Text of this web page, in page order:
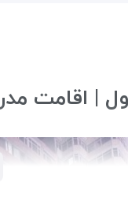
| اقامت